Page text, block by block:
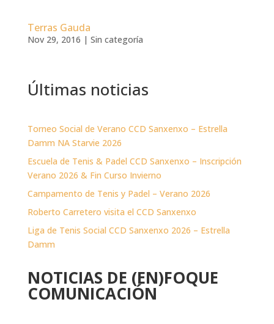
Terras Gauda
Nov 29, 2016 | Sin categoría
Últimas noticias
Torneo Social de Verano CCD Sanxenxo – Estrella
Damm NA Starvie 2026
Escuela de Tenis & Padel CCD Sanxenxo – Inscripción
Verano 2026 & Fin Curso Invierno
Campamento de Tenis y Padel – Verano 2026
Roberto Carretero visita el CCD Sanxenxo
Liga de Tenis Social CCD Sanxenxo 2026 – Estrella
Damm
NOTICIAS DE (EN)FOQUE
COMUNICACIÓN